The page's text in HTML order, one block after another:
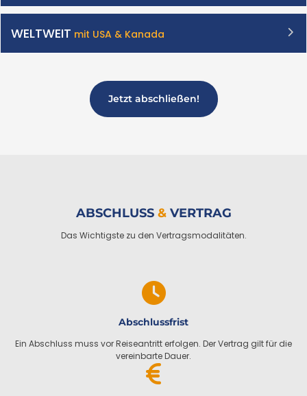
WELTWEIT mit USA & Kanada
Jetzt abschließen!
ABSCHLUSS &VERTRAG
Das Wichtigste zu den Vertragsmodalitäten.
Abschlussfrist
Ein Abschluss muss vor Reiseantritt erfolgen. Der Vertrag gilt für die
vereinbarte Dauer.